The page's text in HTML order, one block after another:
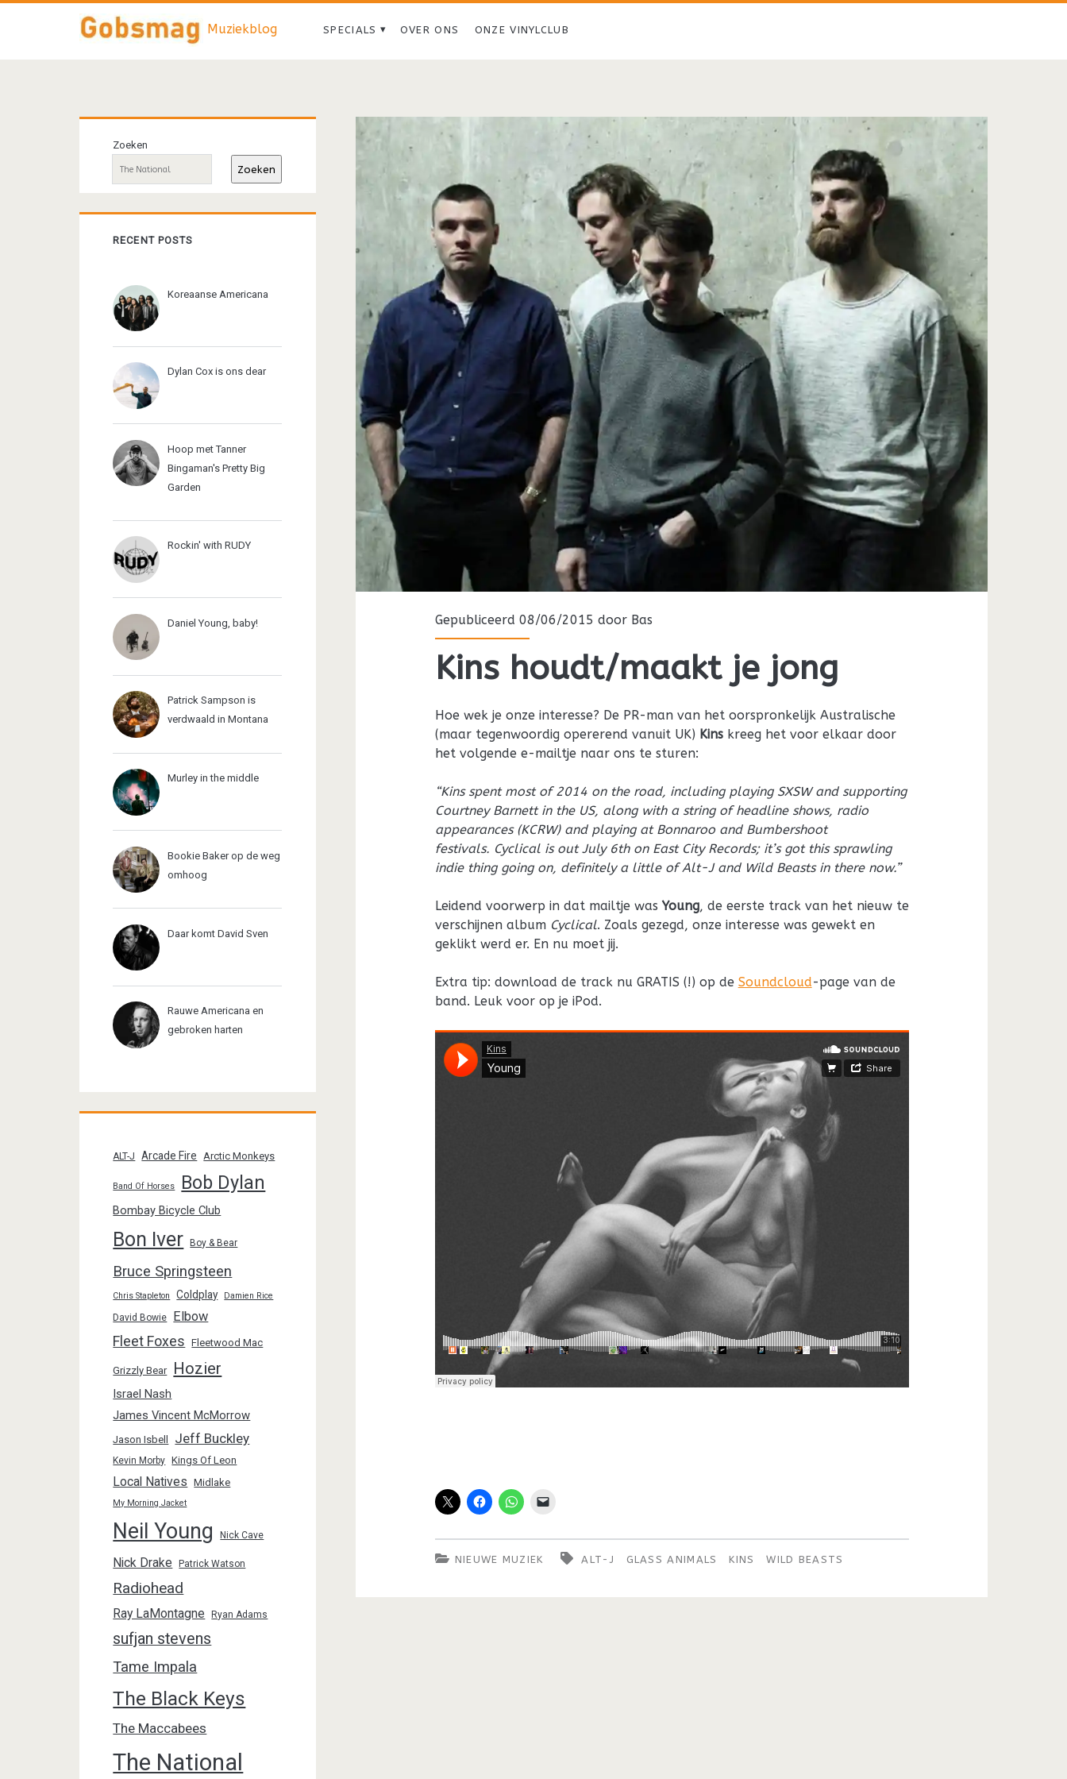
Muziekblog SPECIALS OVER ONS ONZE VINYLCLUB
<span>Kins</span>
Gepubliceerd 08/06/2015 door Bas
Kins houdt/maakt je jong
Hoe wek je onze interesse? De PR-man van het oorspronkelijk Australische
(maar tegenwoordig opererend vanuit UK) Kinskreeg het voor elkaar door
het volgende e-mailtje naar ons te sturen:
“Kins spent most of 2014 on the road, including playing SXSW and supporting
Courtney Barnett in the US, along with a string of headline shows, radio
appearances (KCRW) and playing at Bonnaroo and Bumbershoot
festivals. Cyclical is out July 6th on East City Records; it’s got this sprawling
indie thing going on, definitely a little of Alt-J and Wild Beasts in there now.”
Leidend voorwerp in dat mailtje wasYoung, de eerste track van het nieuw te
verschijnen album Cyclical. Zoals gezegd, onze interesse was gewekt en
geklikt werd er. En nu moet jij.
Extra tip: download de track nu GRATIS (!) op de Soundcloud-page van de
band. Leuk voor op je iPod.
NIEUWE MUZIEK ALT-J GLASS ANIMALS KINS WILD BEASTS
Primaire
sidebar
Zoeken
Zoeken
RECENT POSTS
Koreaanse Americana
Dylan Cox is ons dear
Hoop met Tanner
Bingaman's Pretty Big
Garden
Rockin' with RUDY
Daniel Young, baby!
Patrick Sampson is
verdwaald in Montana
Murley in the middle
Bookie Baker op de weg
omhoog
Daar komt David Sven
Rauwe Americana en
gebroken harten
ALT-J Arcade Fire Arctic Monkeys
Band Of Horses Bob Dylan
Bombay Bicycle Club
Bon Iver Boy & Bear
Bruce Springsteen
Chris Stapleton Coldplay Damien Rice
David Bowie Elbow
Fleet Foxes Fleetwood Mac
Grizzly Bear Hozier
Israel Nash
James Vincent McMorrow
Jason Isbell Jeff Buckley
Kevin Morby Kings Of Leon
Local Natives Midlake
My Morning Jacket
Neil Young Nick Cave
Nick Drake Patrick Watson
Radiohead
Ray LaMontagne Ryan Adams
sufjan stevens
Tame Impala
The Black Keys
The Maccabees
The National